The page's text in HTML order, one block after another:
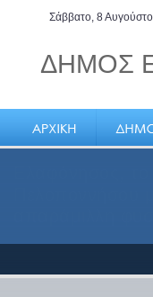
Σάββατο, 8
ΔΗΜΟΣ